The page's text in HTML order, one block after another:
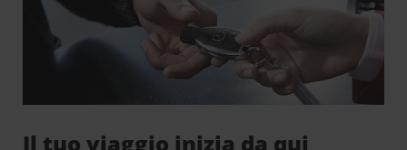
Il tuo viaggio inizia da qui